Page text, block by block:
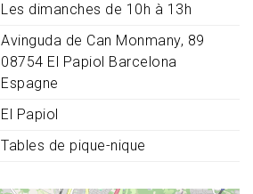
Les dimanches de 10h à 13h
Avinguda de Can Monmany, 89
08754 El Papiol Barcelona
Espagne
El Papiol
Tables de pique-nique